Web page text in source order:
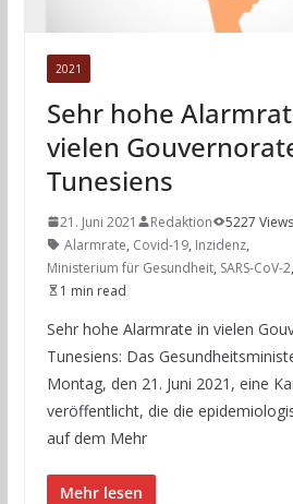
2021
Sehr hohe
vielen
Tunesiens
21. Juni 2021 Redaktion
5227 Views
Alarmrate, Covid-19, Inzidenz,
Ministerium für Gesundheit, SARS-CoV-2,
1 min read
Sehr hohe Alarmrate in vielen
Tunesiens: Das
Montag, den 21. Juni 2021, eine
veröffentlicht, die die
auf dem Mehr
Mehr lesen